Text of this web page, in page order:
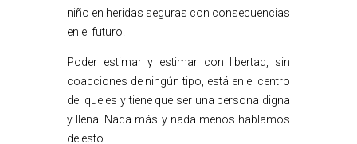
niño en heridas seguras con consecuencias
en el futuro.
Poder estimar y estimar con libertad, sin
coacciones de ningún tipo, está en el centro
del que es y tiene que ser una persona digna
y llena. Nada más y nada menos hablamos
de esto.